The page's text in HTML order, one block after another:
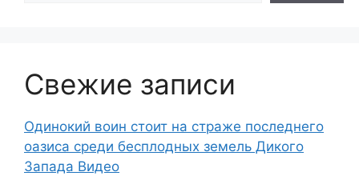
Свежие записи
Одинокий воин стоит на страже последнего
оазиса среди бесплодных земель Дикого
Запада Видео